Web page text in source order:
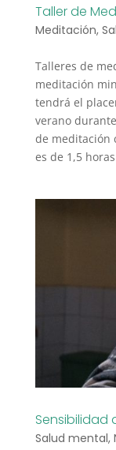
Taller de
Meditación,
Talleres de
meditación
tendrá el
verano
de meditación
es de 1,5
Sensibilidad
Salud mental,